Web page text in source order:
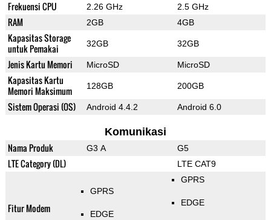
Frekuensi CPU 2.26 GHz 2.5 GHz
RAM 2GB 4GB
Kapasitas Storage
untuk Pemakai
32GB 32GB
Jenis Kartu Memori MicroSD MicroSD
Kapasitas Kartu
Memori Maksimum
128GB 200GB
Sistem Operasi (OS) Android 4.4.2 Android 6.0
Komunikasi
Nama Produk G3 A G5
LTE Category (DL) LTE CAT9
Fitur Modem
GPRS
EDGE
GPRS
EDGE